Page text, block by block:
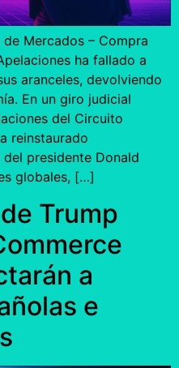
Mercados – Compra
ha fallado a
aranceles, devolviendo
En un giro judicial
del Circuito
reinstaurado
presidente Donald
globales, […]
Trump
a
e